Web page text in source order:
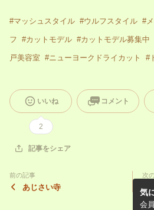
#マッシュスタイル #ウルフスタイル #
フ #カットモデル #カットモデル募集中
戸美容室 #ニューヨークドライカット #
いいね
2
コメント
記事をシェア
前の記事
あじさい寺
次
グ
ム
気
会